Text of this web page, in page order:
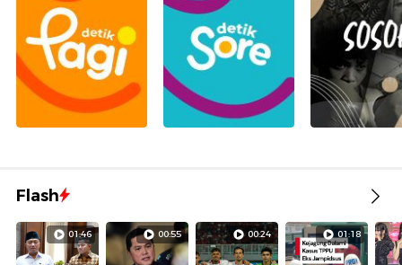
Flash
01:46 00:55 00:24 01:18